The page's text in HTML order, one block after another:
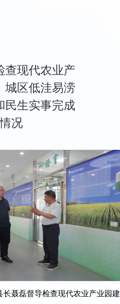
查现代农业产
城区低洼易涝
民生实事完成
情况
聂磊督导检查现代农业产业园建